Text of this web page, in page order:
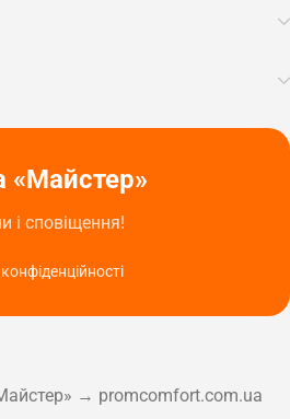
«Майстер»
і сповіщення!
→ promcomfort.com.ua